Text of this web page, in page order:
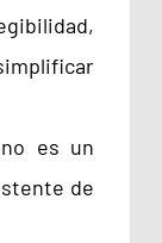
es un
de